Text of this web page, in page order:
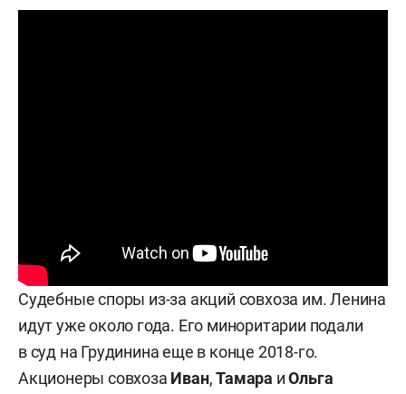
Судебные споры из-за акций совхоза им. Ленина
идут уже около года. Его миноритарии подали
в суд на Грудинина еще в конце 2018-го.
Акционеры совхоза Иван,Тамара иОльга